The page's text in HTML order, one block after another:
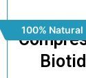
100% Natural